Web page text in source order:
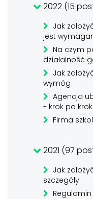
2022 (15
Jak
jest
Na czym
działalność
Jak
wymóg
Agencja
- krok po
Firma
2021 (97
Jak
szczegóły